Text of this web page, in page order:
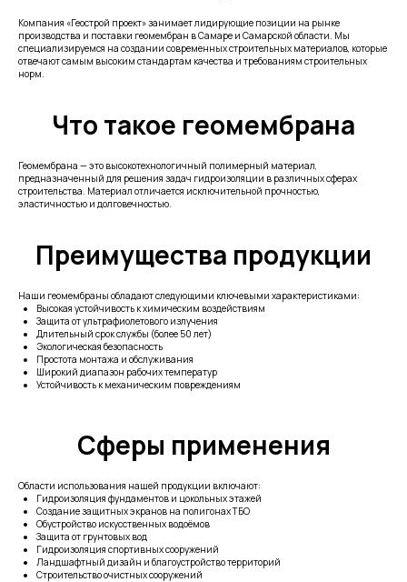
Компания «Геострой проект» занимает лидирующие позиции на рынке
производства и поставки геомембран в Самаре и Самарской области. Мы
специализируемся на создании современных строительных материалов, которые
отвечают самым высоким стандартам качества и требованиям строительных
норм.
Что такое геомембрана
Геомембрана — это высокотехнологичный полимерный материал,
предназначенный для решения задач гидроизоляции в различных сферах
строительства. Материал отличается исключительной прочностью,
эластичностью и долговечностью.
Преимущества продукции
Наши геомембраны обладают следующими ключевыми характеристиками:
Высокая устойчивость к химическим воздействиям
Защита от ультрафиолетового излучения
Длительный срок службы (более 50 лет)
Экологическая безопасность
Простота монтажа и обслуживания
Широкий диапазон рабочих температур
Устойчивость к механическим повреждениям
Сферы применения
Области использования нашей продукции включают:
Гидроизоляция фундаментов и цокольных этажей
Создание защитных экранов на полигонах ТБО
Обустройство искусственных водоёмов
Защита от грунтовых вод
Гидроизоляция спортивных сооружений
Ландшафтный дизайн и благоустройство территорий
Строительство очистных сооружений